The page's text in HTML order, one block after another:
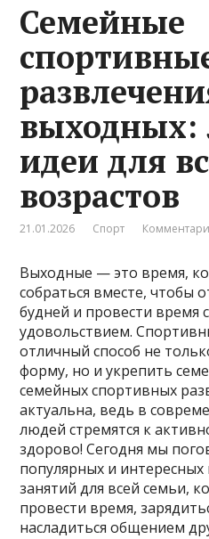
Семейные
выходных:
идеи для
возрастов
21.01.2026 Спорт
Выходные — это время,
собраться вместе, чтобы
будней и провести время
удовольствием.
отличный способ не
форму, но и укрепить
семейных спортивных
актуальна, ведь в
людей стремятся к
здорово! Сегодня мы
популярных и
занятий для всей семьи,
провести время,
насладиться общением